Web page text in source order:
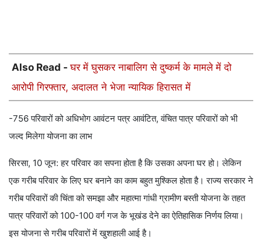
Also Read -घर में घुसकर नाबालिग से दुष्कर्म के मामले में दो
आरोपी गिरफ्तार, अदालत ने भेजा न्यायिक हिरासत में
-756 परिवारों को अधिभोग आवंटन पत्र आवंटित, वंचित पात्र परिवारों को भी
जल्द मिलेगा योजना का लाभ
सिरसा, 10 जून: हर परिवार का सपना होता है कि उसका अपना घर हो। लेकिन
एक गरीब परिवार के लिए घर बनाने का काम बहुत मुश्किल होता है। राज्य सरकार ने
गरीब परिवारों की चिंता को समझा और महात्मा गांधी ग्रामीण बस्ती योजना के तहत
पात्र परिवारों को 100-100 वर्ग गज के भूखंड देने का ऐतिहासिक निर्णय लिया।
इस योजना से गरीब परिवारों में खुशहाली आई है।